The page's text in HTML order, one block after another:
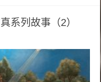
系列故事（2）